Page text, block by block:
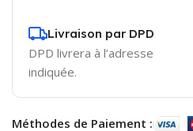
Livraison par DPD
DPD livrera à l’adresse
indiquée.
Méthodes de Paiement :